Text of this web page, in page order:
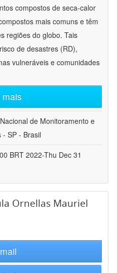
compostos de seca-calor
mais comuns e têm
regiões do globo. Tais
de desastres (RD),
vulneráveis e comunidades
mais
de Monitoramento e
SP - Brasil
BRT 2022-Thu Dec 31
Ornellas Mauriel